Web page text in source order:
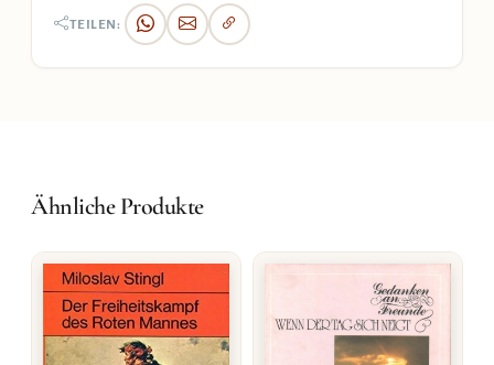
TEILEN:
Ähnliche Produkte